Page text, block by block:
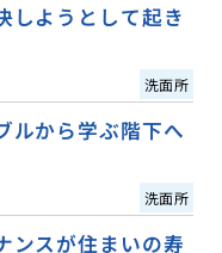
しようとして起き
洗面所
ルから学ぶ階下へ
洗面所
ンスが住まいの寿